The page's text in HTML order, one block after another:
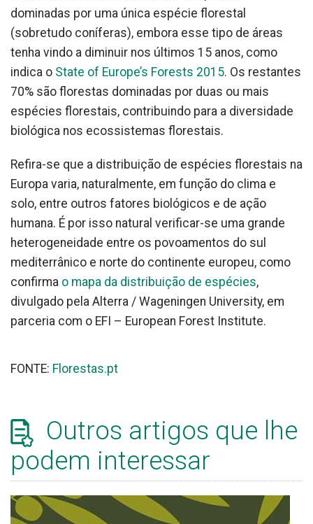
dominadas por uma única espécie florestal
(sobretudo coníferas), embora esse tipo de áreas
tenha vindo a diminuir nos últimos 15 anos, como
indica o State of Europe’s Forests 2015. Os restantes
70% são florestas dominadas por duas ou mais
espécies florestais, contribuindo para a diversidade
biológica nos ecossistemas florestais.
Refira-se que a distribuição de espécies florestais na
Europa varia, naturalmente, em função do clima e
solo, entre outros fatores biológicos e de ação
humana. É por isso natural verificar-se uma grande
heterogeneidade entre os povoamentos do sul
mediterrânico e norte do continente europeu, como
confirma o mapa da distribuição de espécies,
divulgado pela Alterra / Wageningen University, em
parceria com o EFI – European Forest Institute.
FONTE: Florestas.pt
Outros artigos que lhe
podem interessar